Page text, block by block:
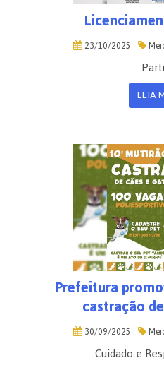
23/10/2025
LEIA
Prefeitura
castração
30/09/2025
Cuidado e